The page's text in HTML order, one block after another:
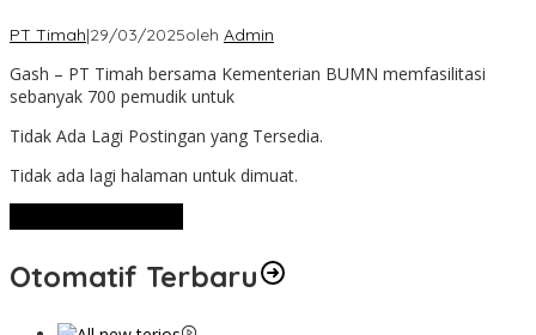
PT Timah|29/03/2025oleh Admin
Gash – PT Timah bersama Kementerian BUMN memfasilitasi
sebanyak 700 pemudik untuk
Tidak Ada Lagi Postingan yang Tersedia.
Tidak ada lagi halaman untuk dimuat.
Otomatif Terbaru